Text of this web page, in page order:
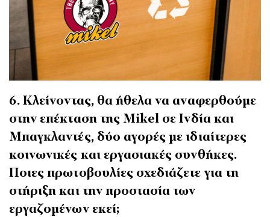
6. Κλείνοντας, θα ήθελα να αναφερθούμε
στην επέκταση της Mikel σε Ινδία και
Μπαγκλαντές, δύο αγορές με ιδιαίτερες
κοινωνικές και εργασιακές συνθήκες.
Ποιες πρωτοβουλίες σχεδιάζετε για τη
στήριξη και την προστασία των
εργαζομένων εκεί;